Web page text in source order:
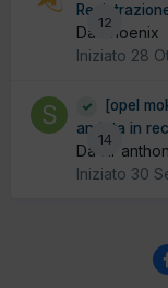
12
Da Phoenix
Iniziato 28
14
[opel
andata in
Da sir
Iniziato 30